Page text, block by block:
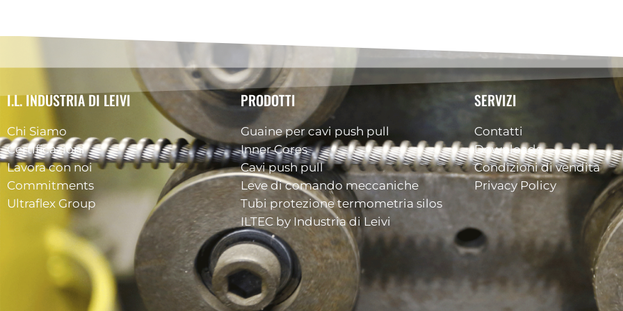
I.L. INDUSTRIA DI LEIVI
Chi Siamo
Certificazioni
Lavora con noi
Commitments
Ultraflex Group
PRODOTTI
Guaine per cavi push pull
Inner Cores
Cavi push pull
Leve di comando meccaniche
Tubi protezione termometria silos
ILTEC by Industria di Leivi
SERVIZI
Contatti
Downloads
Condizioni di vendita
Privacy Policy